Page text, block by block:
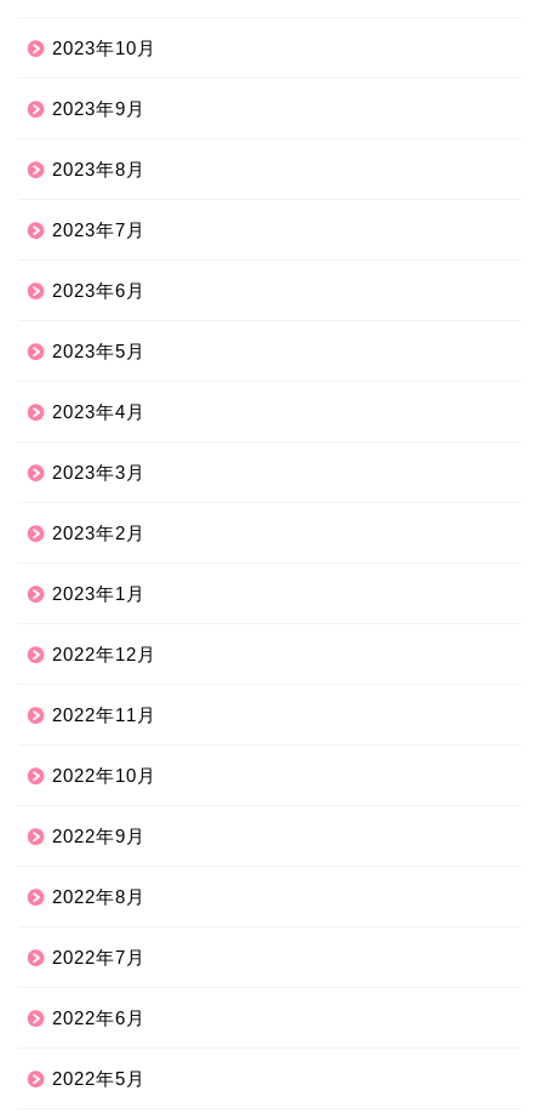
2023年10月
2023年9月
2023年8月
2023年7月
2023年6月
2023年5月
2023年4月
2023年3月
2023年2月
2023年1月
2022年12月
2022年11月
2022年10月
2022年9月
2022年8月
2022年7月
2022年6月
2022年5月